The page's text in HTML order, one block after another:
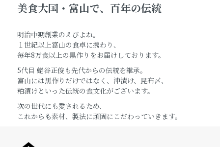
美食大国・富山で、百年の伝統
明治中期創業のえびよね。
１世紀以上富山の食卓に携わり、
毎年8万食以上の黒作りをお届けしております。
5代目 蛯谷正俊も先代からの伝統を継承。
富山には黒作りだけではなく、沖漬け、昆布〆、
粕漬けといった伝統の食文化がございます。
次の世代にも愛されるため、
これからも素材、製法に頑固にこだわっていきます。